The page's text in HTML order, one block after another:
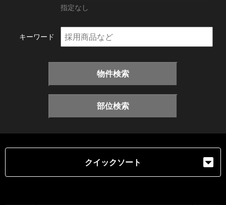
指定なし
キーワード
物件検索
部位検索
クイックソート